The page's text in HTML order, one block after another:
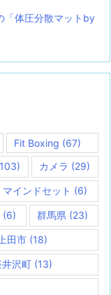
「体圧分散マットby
Fit Boxing (67)
カメラ (29)
マインドセット (6)
(6) 群馬県 (23)
田市(18)
沢町 (13)